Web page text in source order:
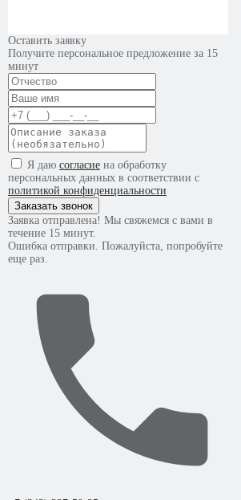
Оставить заявку
Получите персональное предложение за 15
минут
Я даю согласие на обработку
персональных данных в соответствии с
политикой конфиденциальности
Заказать звонок
Заявка отправлена! Мы свяжемся с вами в
течение 15 минут.
Ошибка отправки. Пожалуйста, попробуйте
еще раз.